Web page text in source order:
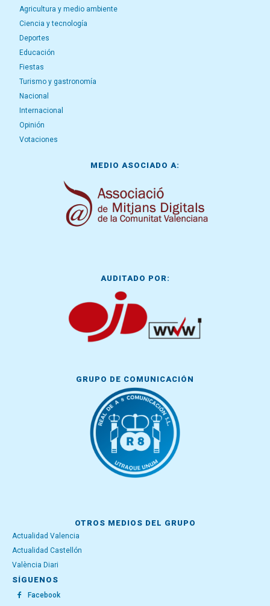
Agricultura y medio ambiente
Ciencia y tecnología
Deportes
Educación
Fiestas
Turismo y gastronomía
Nacional
Internacional
Opinión
Votaciones
MEDIO ASOCIADO A:
AUDITADO POR:
GRUPO DE COMUNICACIÓN
OTROS MEDIOS DEL GRUPO
Actualidad Valencia
Actualidad Castellón
València Diari
SÍGUENOS
Facebook